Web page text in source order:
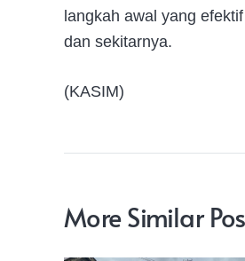
langkah awal yang
dan sekitarnya.
(KASIM)
More Similar